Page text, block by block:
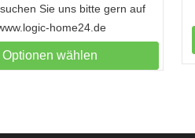
Sie uns bitte gern auf
home24.de
Optionen wählen